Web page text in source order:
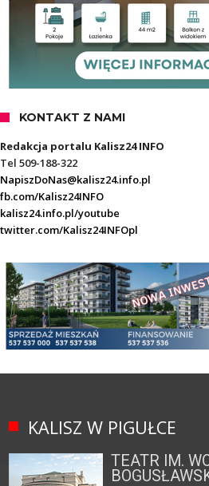
KONTAKT Z NAMI
Redakcja portalu Kalisz24 INFO
Tel 509-188-322
NapiszDoNas@kalisz24.info.pl
fb.com/Kalisz24INFO
kalisz24.info.pl/youtube
twitter.com/Kalisz24INFOpl
KALISZ W PIGUŁCE
TEATR IM.